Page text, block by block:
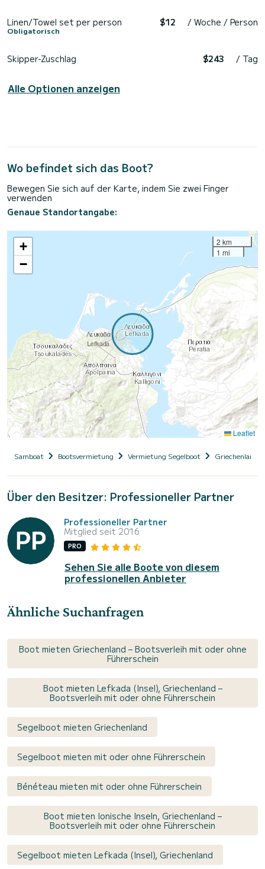
Linen/Towel set per person
Obligatorisch
$12 / Woche / Person
Skipper-Zuschlag $243 / Tag
Alle Optionen anzeigen
Wo befindet sich das Boot?
Bewegen Sie sich auf der Karte, indem Sie zwei Finger
verwenden
Genaue Standortangabe:
+
−
2 km
1 mi
Leaflet
Samboat Bootsvermietung Vermietung Segelboot Griechenland
Über den Besitzer: Professioneller Partner
Professioneller Partner
Mitglied seit 2016
PRO
Sehen Sie alle Boote von diesem
professionellen Anbieter
Ähnliche Suchanfragen
Boot mieten Griechenland – Bootsverleih mit oder ohne
Führerschein
Boot mieten Lefkada (Insel), Griechenland –
Bootsverleih mit oder ohne Führerschein
Segelboot mieten Griechenland
Segelboot mieten mit oder ohne Führerschein
Bénéteau mieten mit oder ohne Führerschein
Boot mieten Ionische Inseln, Griechenland –
Bootsverleih mit oder ohne Führerschein
Segelboot mieten Lefkada (Insel), Griechenland